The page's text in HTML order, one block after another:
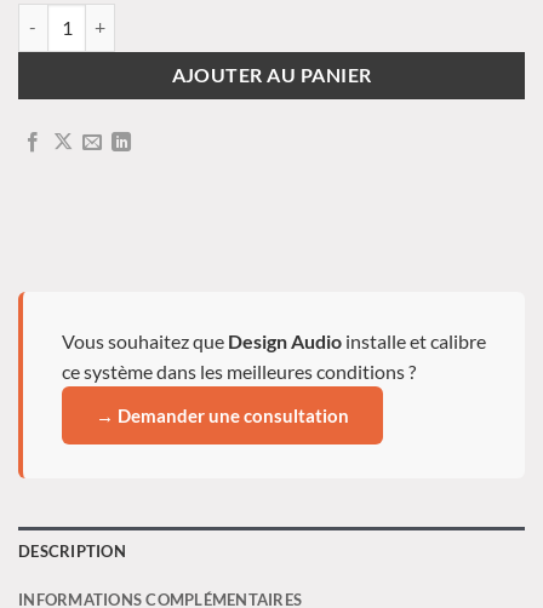
AJOUTER AU PANIER
Vous souhaitez que Design Audio installe et calibre
ce système dans les meilleures conditions ?
→ Demander une consultation
DESCRIPTION
INFORMATIONS COMPLÉMENTAIRES